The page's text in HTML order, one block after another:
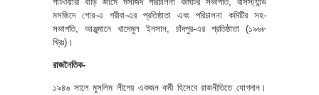
মসজিদে গোর-এ গরীবা-এর প্রতিষ্ঠাতা এবং পরিচালনা কমিটির সহ-
সভাপতি, আঞ্জুমানে খাদেমুল ইনসান, চাঁদপুর-এর প্রতিষ্ঠাতা (১৯৬৮
খ্রিঃ)।
রাজনৈতিক-
১৯৪৬ সালে মুসলিম লীগের একজন কর্মী হিসেবে রাজনীতিতে যোগদান।